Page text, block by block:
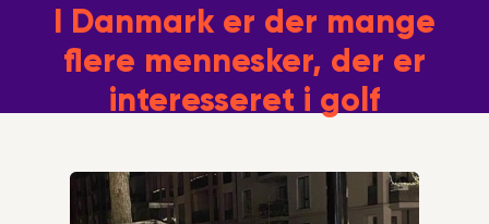
I Danmark er der mange
flere mennesker, der er
interesseret i golf